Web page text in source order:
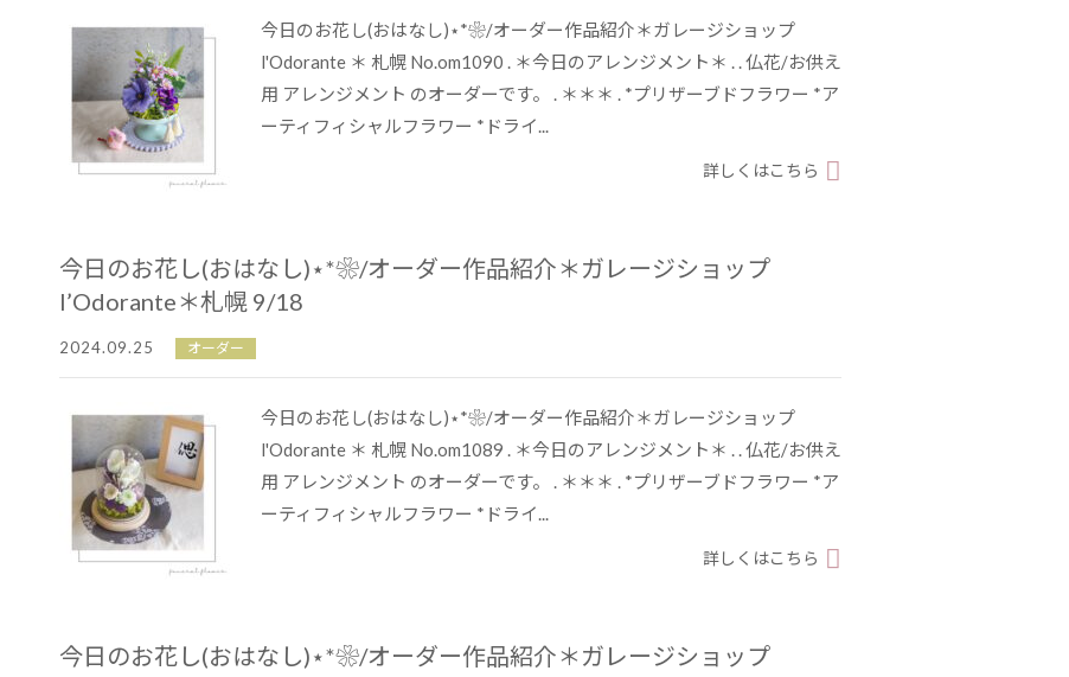
今日のお花し(おはなし)⋆*❀/オーダー作品紹介＊ガレージショップ
l'Odorante ＊ 札幌 No.om1090 . ＊今日のアレンジメント＊ . . 仏花/お供え
用 アレンジメント のオーダーです。 . ＊＊＊ . *プリザーブドフラワー *ア
ーティフィシャルフラワー *ドライ...
詳しくはこちら
今日のお花し(おはなし)⋆*❀/オーダー作品紹介＊ガレージショップ
l’Odorante＊札幌 9/18
2024.09.25 オーダー
今日のお花し(おはなし)⋆*❀/オーダー作品紹介＊ガレージショップ
l'Odorante ＊ 札幌 No.om1089 . ＊今日のアレンジメント＊ . . 仏花/お供え
用 アレンジメント のオーダーです。 . ＊＊＊ . *プリザーブドフラワー *ア
ーティフィシャルフラワー *ドライ...
詳しくはこちら
今日のお花し(おはなし)⋆*❀/オーダー作品紹介＊ガレージショップ